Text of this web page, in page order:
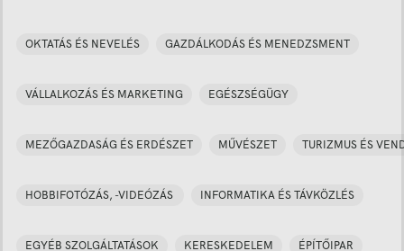
OKTATÁS ÉS NEVELÉS GAZDÁLKODÁS ÉS MENEDZSMENT
VÁLLALKOZÁS ÉS MARKETING EGÉSZSÉGÜGY
MEZŐGAZDASÁG ÉS ERDÉSZET MŰVÉSZET TURIZMUS ÉS
HOBBIFOTÓZÁS, -VIDEÓZÁS INFORMATIKA ÉS TÁVKÖZLÉS
EGYÉB SZOLGÁLTATÁSOK KERESKEDELEM ÉPÍTŐIPAR